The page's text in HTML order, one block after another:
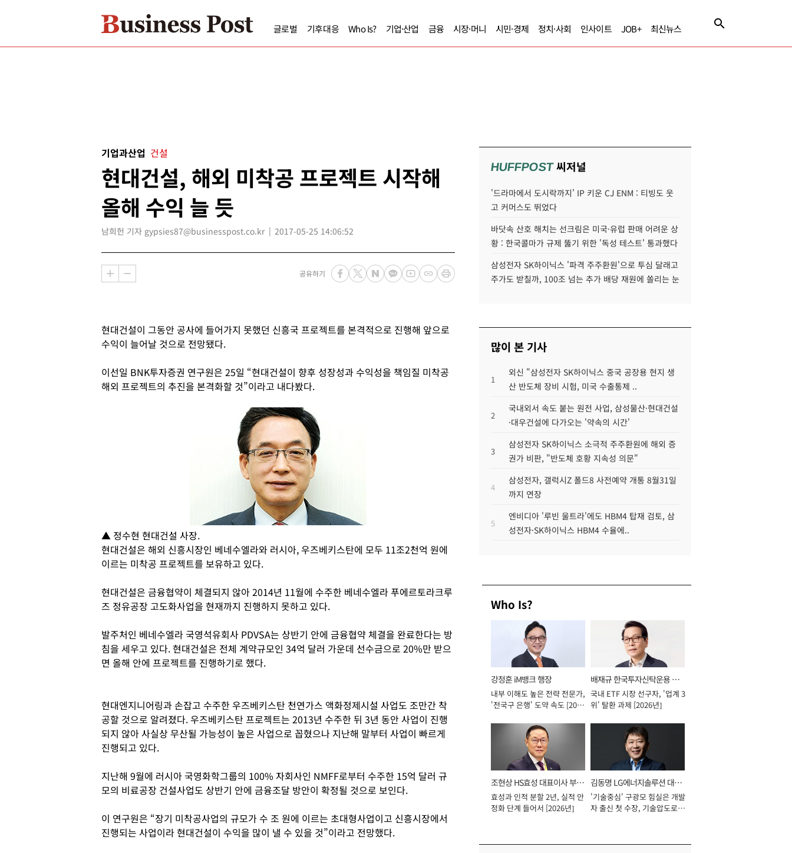
글로벌 기후대응 Who Is? 기업·산업 금융 시장·머니 시민·경제 정치·사회 인사이트 JOB+ 최신뉴스
기업과산업 건설
현대건설, 해외 미착공 프로젝트 시작해
올해 수익 늘 듯
남희헌 기자 gypsies87@businesspost.co.kr 2017-05-25 14:06:52
공유하기
현대건설이 그동안 공사에 들어가지 못했던 신흥국 프로젝트를 본격적으로 진행해 앞으로
수익이 늘어날 것으로 전망됐다.
이선일 BNK투자증권 연구원은 25일 “현대건설이 향후 성장성과 수익성을 책임질 미착공
해외 프로젝트의 추진을 본격화할 것”이라고 내다봤다.
▲ 정수현 현대건설 사장.
현대건설은 해외 신흥시장인 베네수엘라와 러시아, 우즈베키스탄에 모두 11조2천억 원에
이르는 미착공 프로젝트를 보유하고 있다.
현대건설은 금융협약이 체결되지 않아 2014년 11월에 수주한 베네수엘라 푸에르토라크루
즈 정유공장 고도화사업을 현재까지 진행하지 못하고 있다.
발주처인 베네수엘라 국영석유회사 PDVSA는 상반기 안에 금융협약 체결을 완료한다는 방
침을 세우고 있다. 현대건설은 전체 계약규모인 34억 달러 가운데 선수금으로 20%만 받으
면 올해 안에 프로젝트를 진행하기로 했다.
현대엔지니어링과 손잡고 수주한 우즈베키스탄 천연가스 액화정제시설 사업도 조만간 착
공할 것으로 알려졌다. 우즈베키스탄 프로젝트는 2013년 수주한 뒤 3년 동안 사업이 진행
되지 않아 사실상 무산될 가능성이 높은 사업으로 꼽혔으나 지난해 말부터 사업이 빠르게
진행되고 있다.
지난해 9월에 러시아 국영화학그룹의 100% 자회사인 NMFF로부터 수주한 15억 달러 규
모의 비료공장 건설사업도 상반기 안에 금융조달 방안이 확정될 것으로 보인다.
이 연구원은 “장기 미착공사업의 규모가 수 조 원에 이르는 초대형사업이고 신흥시장에서
진행되는 사업이라 현대건설이 수익을 많이 낼 수 있을 것”이라고 전망했다.
HUFFPOST씨저널
'드라마에서 도시락까지' IP 키운 CJ ENM : 티빙도 웃
고 커머스도 뛰었다
바닷속 산호 해치는 선크림은 미국·유럽 판매 어려운 상
황 : 한국콜마가 규제 뚫기 위한 '독성 테스트' 통과했다
삼성전자 SK하이닉스 '파격 주주환원'으로 투심 달래고
주가도 받칠까, 100조 넘는 추가 배당 재원에 쏠리는 눈
많이 본 기사
1
외신 "삼성전자 SK하이닉스 중국 공장용 현지 생
산 반도체 장비 시험, 미국 수출통제 ..
2
국내외서 속도 붙는 원전 사업, 삼성물산·현대건설
·대우건설에 다가오는 '약속의 시간'
3
삼성전자 SK하이닉스 소극적 주주환원에 해외 증
권가 비판, "반도체 호황 지속성 의문"
4
삼성전자, 갤럭시Z 폴드8 사전예약 개통 8월31일
까지 연장
5
엔비디아 '루빈 울트라'에도 HBM4 탑재 검토, 삼
성전자·SK하이닉스 HBM4 수율에..
Who Is?
강정훈 iM뱅크 행장
내부 이해도 높은 전략 전문가,
'전국구 은행' 도약 속도 [2026
배재규 한국투자신탁운용 대
표이사 사장
국내 ETF 시장 선구자, '업계 3
위' 탈환 과제 [2026년]
조현상 HS효성 대표이사 부회
장
효성과 인적 분할 2년, 실적 안
정화 단계 들어서 [2026년]
김동명 LG에너지솔루션 대표
이사 사장
'기술중심' 구광모 힘실은 개발
자 출신 첫 수장, 기술압도로